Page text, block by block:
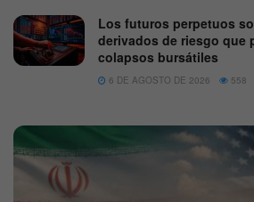
Los futuros perpetuos
derivados de riesgo que
colapsos bursátiles
6 DE AGOSTO DE 2026 558